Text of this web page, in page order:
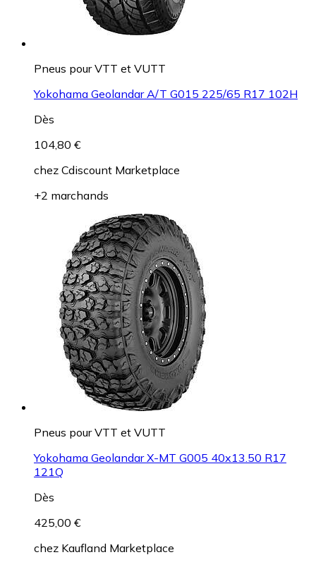
Pneus pour VTT et VUTT
Yokohama Geolandar A/T G015 225/65 R17 102H
Dès
104,80 €
chez Cdiscount Marketplace
+2 marchands
Pneus pour VTT et VUTT
Yokohama Geolandar X-MT G005 40x13.50 R17
121Q
Dès
425,00 €
chez Kaufland Marketplace